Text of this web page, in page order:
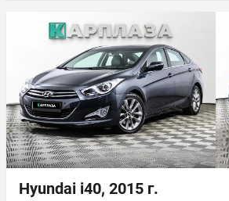
Hyundai i40, 2015 г.